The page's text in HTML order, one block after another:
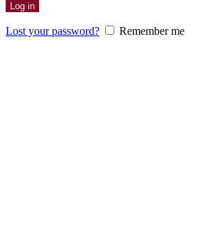
Log in
Lost your password? Remember me